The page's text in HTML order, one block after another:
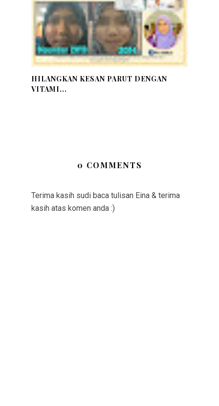
HILANGKAN KESAN PARUT DENGAN
VITAMI...
0 COMMENTS
Terima kasih sudi baca tulisan Eina & terima
kasih atas komen anda :)